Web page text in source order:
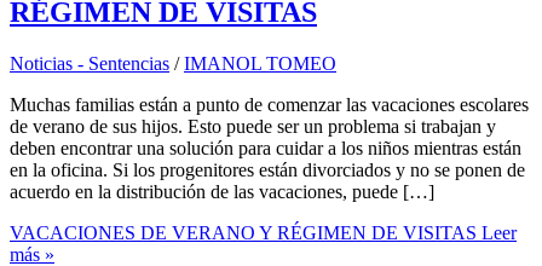
RÉGIMEN DE VISITAS
Noticias - Sentencias /IMANOL TOMEO
Muchas familias están a punto de comenzar las vacaciones escolares
de verano de sus hijos. Esto puede ser un problema si trabajan y
deben encontrar una solución para cuidar a los niños mientras están
en la oficina. Si los progenitores están divorciados y no se ponen de
acuerdo en la distribución de las vacaciones, puede […]
VACACIONES DE VERANO Y RÉGIMEN DE VISITAS Leer
más »